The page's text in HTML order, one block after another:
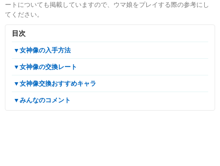
ートについても掲載していますので、ウマ娘をプレイする際の参考にし
てください。
目次
▼女神像の入手方法
▼女神像の交換レート
▼女神像交換おすすめキャラ
▼みんなのコメント